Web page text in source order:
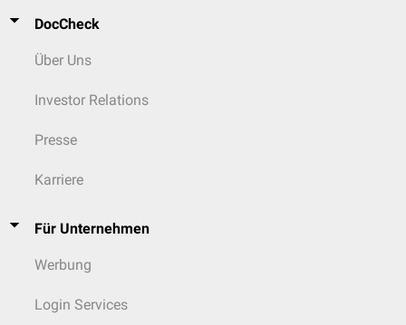
DocCheck
Über Uns
Investor Relations
Presse
Karriere
Für Unternehmen
Werbung
Login Services